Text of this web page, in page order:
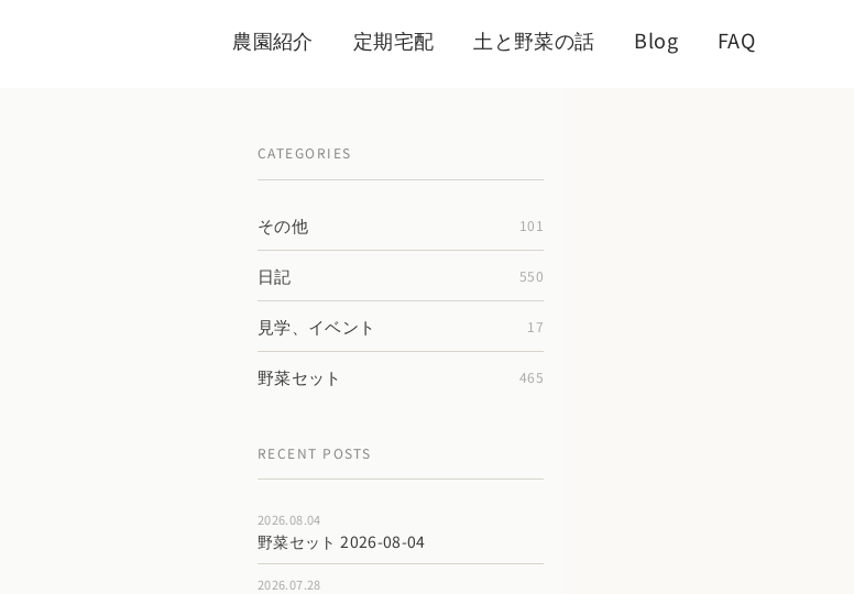
農園紹介 定期宅配 土と野菜の話 Blog FAQ
CATEGORIES
その他 101
日記 550
見学、イベント 17
野菜セット 465
RECENT POSTS
2026.08.04
野菜セット 2026-08-04
2026.07.28